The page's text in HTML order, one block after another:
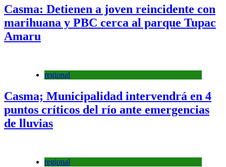
Casma: Detienen a joven reincidente con
marihuana y PBC cerca al parque Tupac
Amaru
regional
Casma; Municipalidad intervendrá en 4
puntos críticos del río ante emergencias
de lluvias
regional